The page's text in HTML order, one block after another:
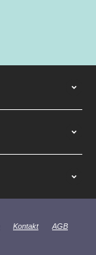
Kontakt
AGB